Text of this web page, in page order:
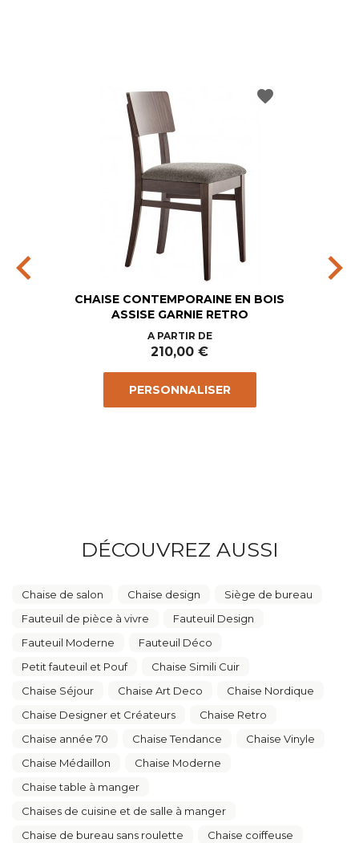
chevron_left
CHAISE CONTEMPORAINE EN BOIS
ASSISE GARNIE RETRO
Prix
A PARTIR DE
210,00 €
PERSONNALISER
favorite
chevron_right
DÉCOUVREZ AUSSI
Chaise de salon Chaise design
Siège de bureau
Fauteuil de pièce à vivre
Fauteuil Design
Fauteuil Moderne
Fauteuil Déco
Petit fauteuil et Pouf
Chaise Simili Cuir
Chaise Séjour
Chaise Art Deco
Chaise Nordique
Chaise Designer et Créateurs
Chaise Retro
Chaise année 70
Chaise Tendance
Chaise Vinyle
Chaise Médaillon
Chaise Moderne
Chaise table à manger
Chaises de cuisine et de salle à manger
Chaise de bureau sans roulette
Chaise coiffeuse